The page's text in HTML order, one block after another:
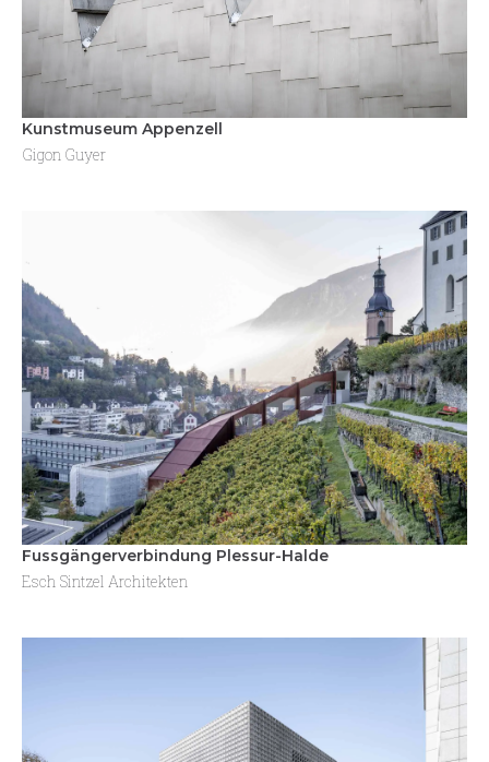
Kunstmuseum Appenzell
Gigon Guyer
Fussgängerverbindung Plessur-Halde
Esch Sintzel Architekten